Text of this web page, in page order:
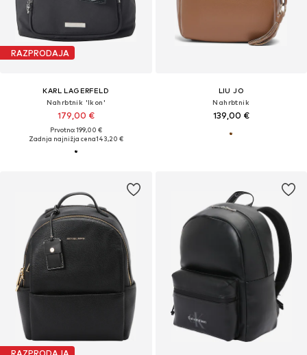
RAZPRODAJA
KARL LAGERFELD
Nahrbtnik 'Ikon'
179,00 €
Prvotno: 199,00 €
Zadnja najnižja cena143,20 €
LIU JO
Nahrbtnik
139,00 €